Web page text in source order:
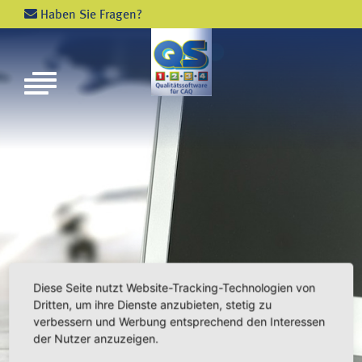
Haben Sie Fragen?
PHILOSOPHIE
ZAHLEN UND FAKTEN
PARTNER
QS - 1 - 2 - 3 - 4 - MODULE
Diese Seite nutzt Website-Tracking-Technologien von
Dritten, um ihre Dienste anzubieten, stetig zu
verbessern und Werbung entsprechend den Interessen
der Nutzer anzuzeigen.